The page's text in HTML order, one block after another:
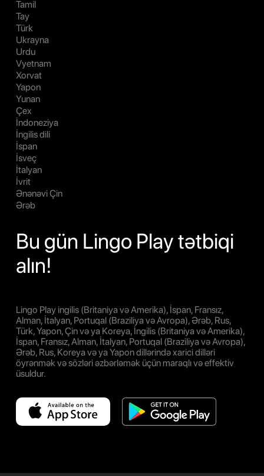
Tamil
Tay
Türk
Ukrayna
Urdu
Vyetnam
Xorvat
Yapon
Yunan
Çex
İndoneziya
İngilis dili
İspan
İsveç
İtalyan
İvrit
Ənənəvi Çin
Ərəb
Bu gün Lingo Play tətbiqi
alın!
Lingo Play ingilis (Britaniya və Amerika), İspan, Fransız,
Alman, İtalyan, Portuqal (Braziliya və Avropa), Ərəb, Rus,
Türk, Yapon, Çin və ya Koreya, İngilis (Britaniya və Amerika),
İspan, Fransız, Alman, İtalyan, Portuqal (Braziliya və Avropa),
Ərəb, Rus, Koreya və ya Yapon dillərində xarici dilləri
öyrənmək və sözləri əzbərləmək üçün maraqlı və effektiv
üsuldur.